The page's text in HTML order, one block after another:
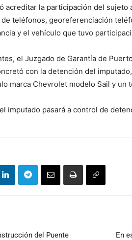
acreditar la participación del sujeto
teléfonos, georeferenciación
y el vehículo que tuvo
el Juzgado de Garantía de
con la detención del
marca Chevrolet modelo Sail y un
imputado pasará a control de
del Puente
En